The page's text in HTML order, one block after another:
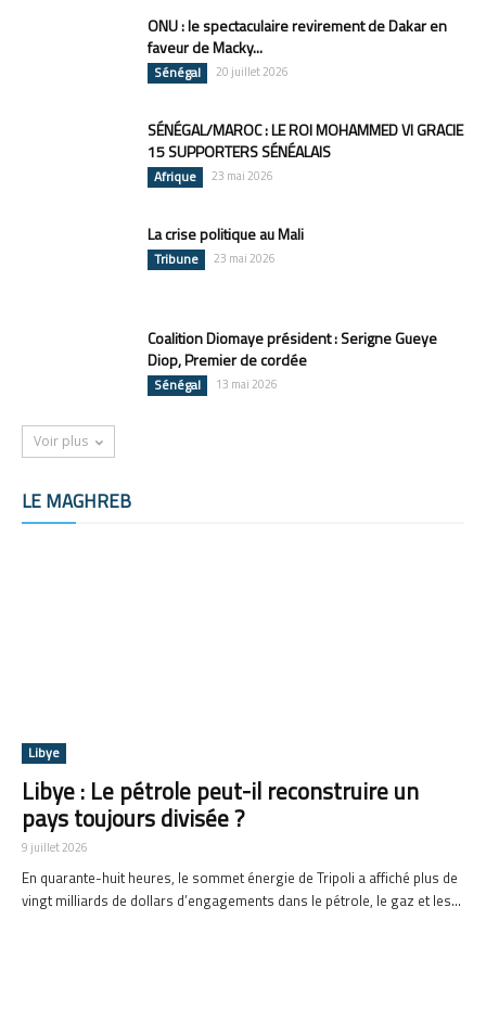
ONU : le spectaculaire revirement de Dakar en
faveur de Macky...
Sénégal 20 juillet 2026
SÉNÉGAL/MAROC : LE ROI MOHAMMED VI GRACIE
15 SUPPORTERS SÉNÉALAIS
Afrique 23 mai 2026
La crise politique au Mali
Tribune 23 mai 2026
Coalition Diomaye président : Serigne Gueye
Diop, Premier de cordée
Sénégal 13 mai 2026
Voir plus
LE MAGHREB
Tous
Libye
Libye : Le pétrole peut-il reconstruire un
pays toujours divisée ?
9 juillet 2026
En quarante-huit heures, le sommet énergie de Tripoli a affiché plus de
vingt milliards de dollars d’engagements dans le pétrole, le gaz et les...